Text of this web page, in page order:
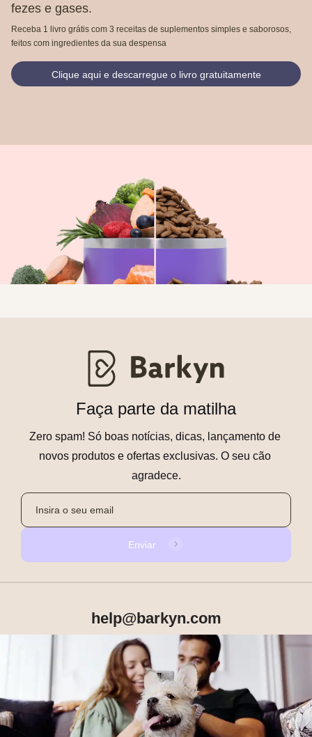
fezes e gases.
Receba 1 livro grátis com 3 receitas de suplementos simples e saborosos,
feitos com ingredientes da sua despensa
Clique aqui e descarregue o livro gratuitamente
Faça parte da matilha
Zero spam! Só boas notícias, dicas, lançamento de
novos produtos e ofertas exclusivas. O seu cão
agradece.
Enviar
help@barkyn.com